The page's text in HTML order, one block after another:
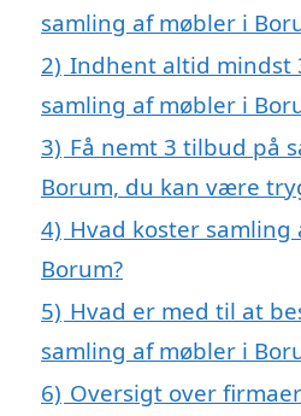
samling af møbler i
2) Indhent altid mindst
samling af møbler i
3) Få nemt 3 tilbud på
Borum, du kan være
4) Hvad koster samling
Borum?
5) Hvad er med til at
samling af møbler i
6) Oversigt over